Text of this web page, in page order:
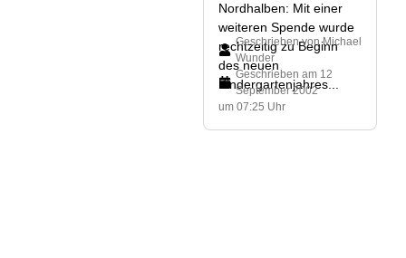
Nordhalben: Mit einer
weiteren Spende wurde
rechtzeitig zu Beginn
des neuen
Kindergartenjahres...
Geschrieben vonMichael
Wunder
Geschrieben am 12
September 2002
um 07:25 Uhr